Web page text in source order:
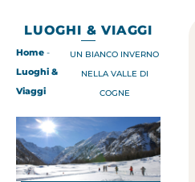
LUOGHI & VIAGGI
Home -
Luoghi &
Viaggi
UN BIANCO INVERNO
NELLA VALLE DI
COGNE